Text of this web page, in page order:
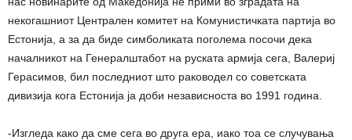
некогашниот Централен комитет на Комунистичката партија во
Естонија, а за да биде симболиката поголема посочи дека
началникот на Генералштабот на руската армија сега, Валериј
Герасимов, бил последниот што раководел со советската
дивизија кога Естонија ја доби независноста во 1991 година.
-Изгледа како да сме сега во друга ера, иако тоа се случувања